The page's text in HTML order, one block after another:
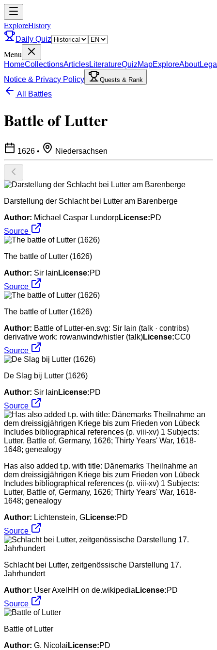
ExploreHistory
Daily Quiz
Menu
HomeCollectionsArticlesLiteratureQuizMapExploreAbout
Notice & Privacy Policy
Quests & Rank
All Battles
Battle of Lutter
1626 • Niedersachsen
Darstellung der Schlacht bei Lutter am Barenberge
Author: Michael Caspar LundorpLicense:PD
Source
The battle of Lutter (1626)
Author: Sir Iain License:PD
Source
The battle of Lutter (1626)
Author: Battle of Lutter-en.svg: Sir Iain (talk · contribs)
derivative work: rowanwindwhistler (talk)License:CC0
Source
De Slag bij Lutter (1626)
Author: Sir Iain License:PD
Source
Has also added t.p. with title: Dänemarks Theilnahme an
dem dreissigjährigen Kriege bis zum Frieden von Lübeck
Includes bibliographical references (p. viii-xv) 1 Subjects:
Lutter, Battle of, Germany, 1626; Thirty Years' War, 1618-
1648; genealogy
Author: Lichtenstein, GLicense:PD
Source
Schlacht bei Lutter, zeitgenössische Darstellung 17.
Jahrhundert
Author: User AxelHH on de.wikipedia License:PD
Source
Battle of Lutter
Author: G. Nicolai License:PD